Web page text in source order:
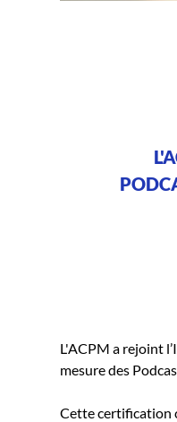
L'ACPM a rejoint
mesure des
Cette certification